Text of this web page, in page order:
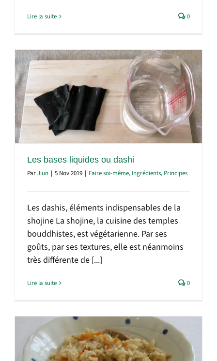
Lire la suite 0
Les bases liquides ou dashi
ParJiun | 5 Nov 2019 | Faire soi-même, Ingrédients, Principes
Les dashis, éléments indispensables de la
shojine La shojine, la cuisine des temples
bouddhistes, est végétarienne. Par ses
goûts, par ses textures, elle est néanmoins
très différente de [...]
Lire la suite 0